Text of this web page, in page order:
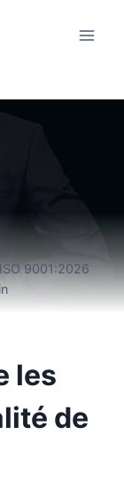
9001:2026
les
de